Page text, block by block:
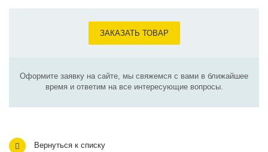
ЗАКАЗАТЬ ТОВАР
Оформите заявку на сайте, мы свяжемся с вами в ближайшее
время и ответим на все интересующие вопросы.
Вернуться к списку